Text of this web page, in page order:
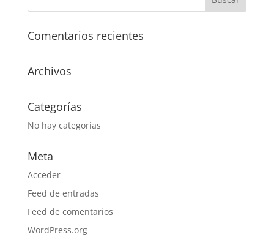
Comentarios recientes
Archivos
Categorías
No hay categorías
Meta
Acceder
Feed de entradas
Feed de comentarios
WordPress.org